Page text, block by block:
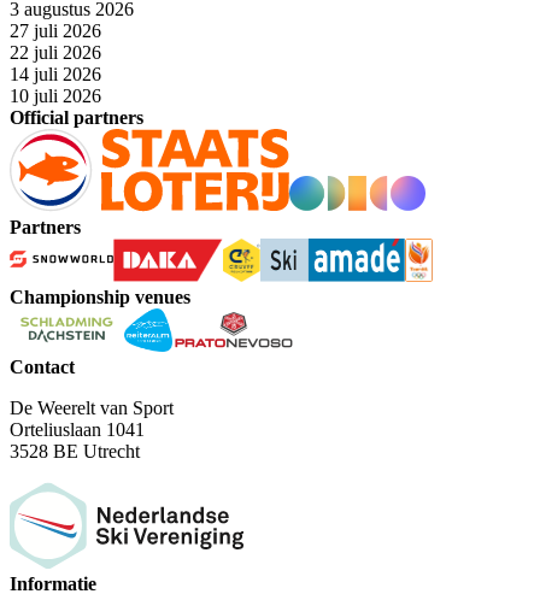
3 augustus 2026
27 juli 2026
22 juli 2026
14 juli 2026
10 juli 2026
Official partners
Partners
Championship venues
Contact
De Weerelt van Sport
Orteliuslaan 1041
3528 BE Utrecht
Informatie